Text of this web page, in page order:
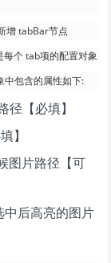
增 tabBar节点
个 tab项的配置对象
中包含的属性如下:
【必填】
】
图片路径【可
后高亮的图片